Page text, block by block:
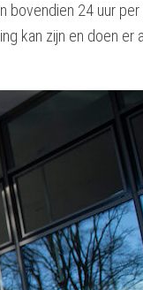
bovendien 24 uur per
kan zijn en doen er